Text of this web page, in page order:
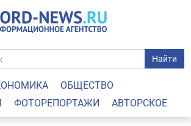
Найти
ОБЩЕСТВО
ФОТОРЕПОРТАЖИ АВТОРСКОЕ